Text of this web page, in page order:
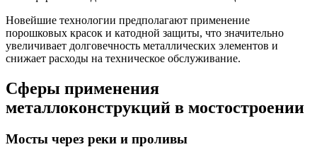
Новейшие технологии предполагают применение
порошковых красок и катодной защиты, что значительно
увеличивает долговечность металлических элементов и
снижает расходы на техническое обслуживание.
Сферы применения
металлоконструкций в мостостроении
Мосты через реки и проливы